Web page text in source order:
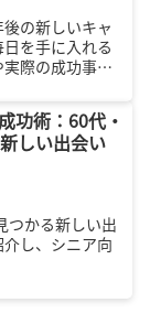
の新しいキャ
を手に入れる
際の成功事例
功術：60代・
しい出会い
つかる新しい出
し、シニア向